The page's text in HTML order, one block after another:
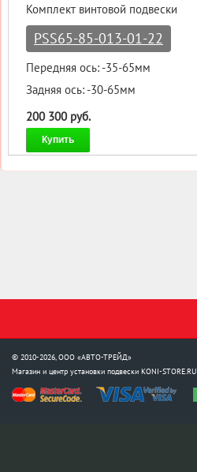
Комплект винтовой подвески
PSS65-85-013-01-22
Передняя ось: -35-65мм
Задняя ось: -30-65мм
200 300 руб.
Купить
© 2010-2026, ООО «АВТО-ТРЕЙД»
Магазин и центр установки подвески KONI-STORE.RU